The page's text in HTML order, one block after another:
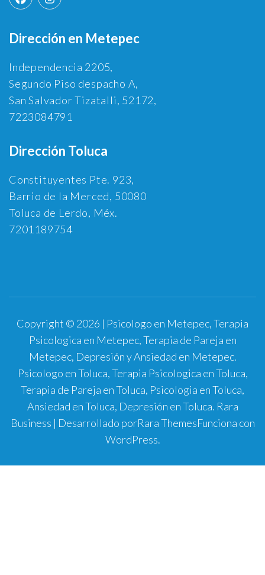
Dirección en Metepec
Independencia 2205,
Segundo Piso despacho A,
San Salvador Tizatalli, 52172,
7223084791
Dirección Toluca
Constituyentes Pte. 923,
Barrio de la Merced, 50080
Toluca de Lerdo, Méx.
7201189754
Copyright © 2026 | Psicologo en Metepec, Terapia
Psicologica en Metepec, Terapia de Pareja en
Metepec, Depresión y Ansiedad en Metepec.
Psicologo en Toluca, Terapia Psicologica en Toluca,
Terapia de Pareja en Toluca, Psicologia en Toluca,
Ansiedad en Toluca, Depresión en Toluca. Rara
Business | Desarrollado porRara ThemesFunciona con
WordPress.